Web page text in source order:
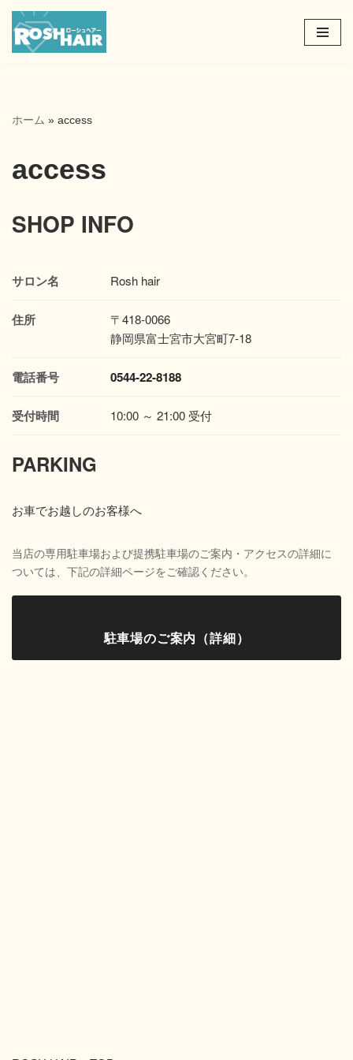
コ
ツ
キ
ホーム » access
access
SHOP INFO
サロン名 Rosh hair
住所
〒418-0066
静岡県富士宮市大宮町7-18
電話番号 0544-22-8188
受付時間 10:00 ～ 21:00 受付
PARKING
お車でお越しのお客様へ
当店の専用駐車場および提携駐車場のご案内・アクセスの詳細に
ついては、下記の詳細ページをご確認ください。
駐車場のご案内（詳細）